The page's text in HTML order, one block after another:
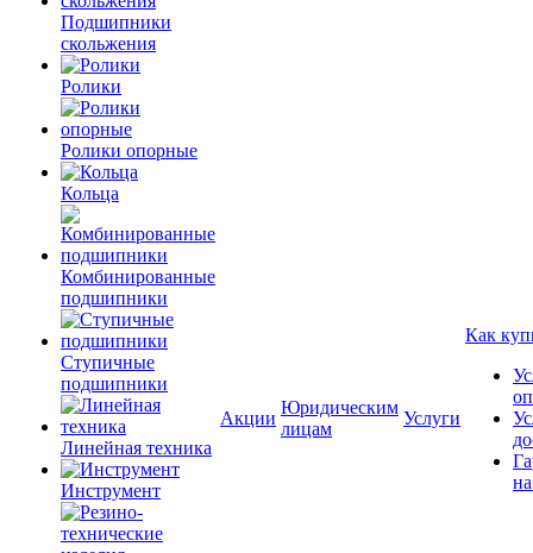
Подшипники
скольжения
Ролики
Ролики опорные
Кольца
Комбинированные
подшипники
Ступичные
подшипники
Линейная техника
Инструмент
Акции
Юридическим
лицам
Услуги
Как